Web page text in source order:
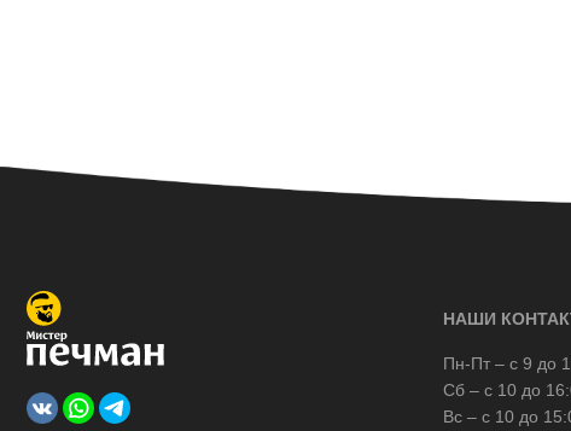
НАШИ
Пн-Пт – с 9 до
Сб – с 10 до
Вс – с 10 до